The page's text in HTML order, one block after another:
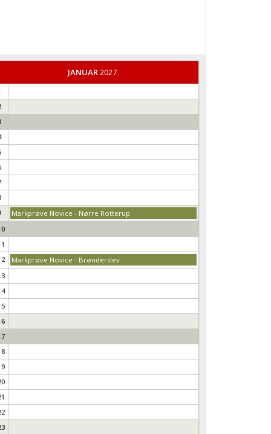
JANUAR 2027
Markprøve Novice - Nørre Rotterup
Markprøve Novice - Brønderslev